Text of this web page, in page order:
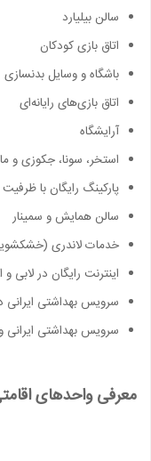
سالن بیلیارد
اتاق بازی کودکان
باشگاه و وسایل بدنسازی
اتاق بازی‌های رایانه‌ای
آرایشگاه
استخر، سونا، جکوزی و
پارکینگ رایگان با ظرفیت 40 خودرو
سالن همایش و سمینار
خدمات لاندری
اینترنت رایگان در لابی و
سرویس بهداشتی ایرانی
سرویس بهداشتی ایرانی
معرفی واحدهای